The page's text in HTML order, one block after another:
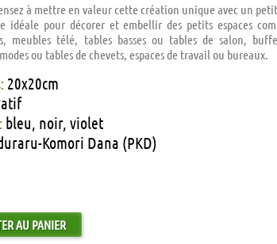
à mettre en valeur cette création unique avec un
idéale pour décorer et embellir des petits espaces
meubles télé, tables basses ou tables de salon,
ou tables de chevets, espaces de travail ou bureaux.
20x20cm
bleu, noir, violet
Komori Dana (PKD)
AU PANIER